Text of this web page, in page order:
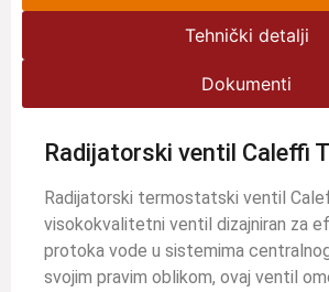
Tehnički detalji
Dokumenti
Radijatorski ventil Caleffi
Radijatorski termostatski ventil
visokokvalitetni ventil dizajniran za
protoka vode u sistemima
svojim pravim oblikom, ovaj ventil